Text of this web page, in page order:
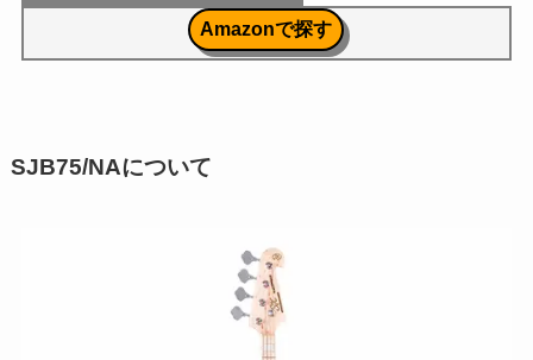
Amazonで探す
SJB75/NAについて